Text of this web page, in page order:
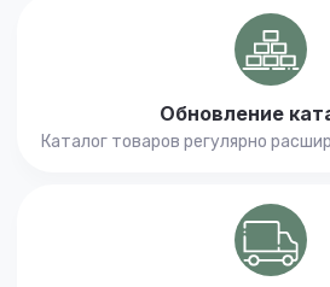
Обновление
Каталог товаров регулярно